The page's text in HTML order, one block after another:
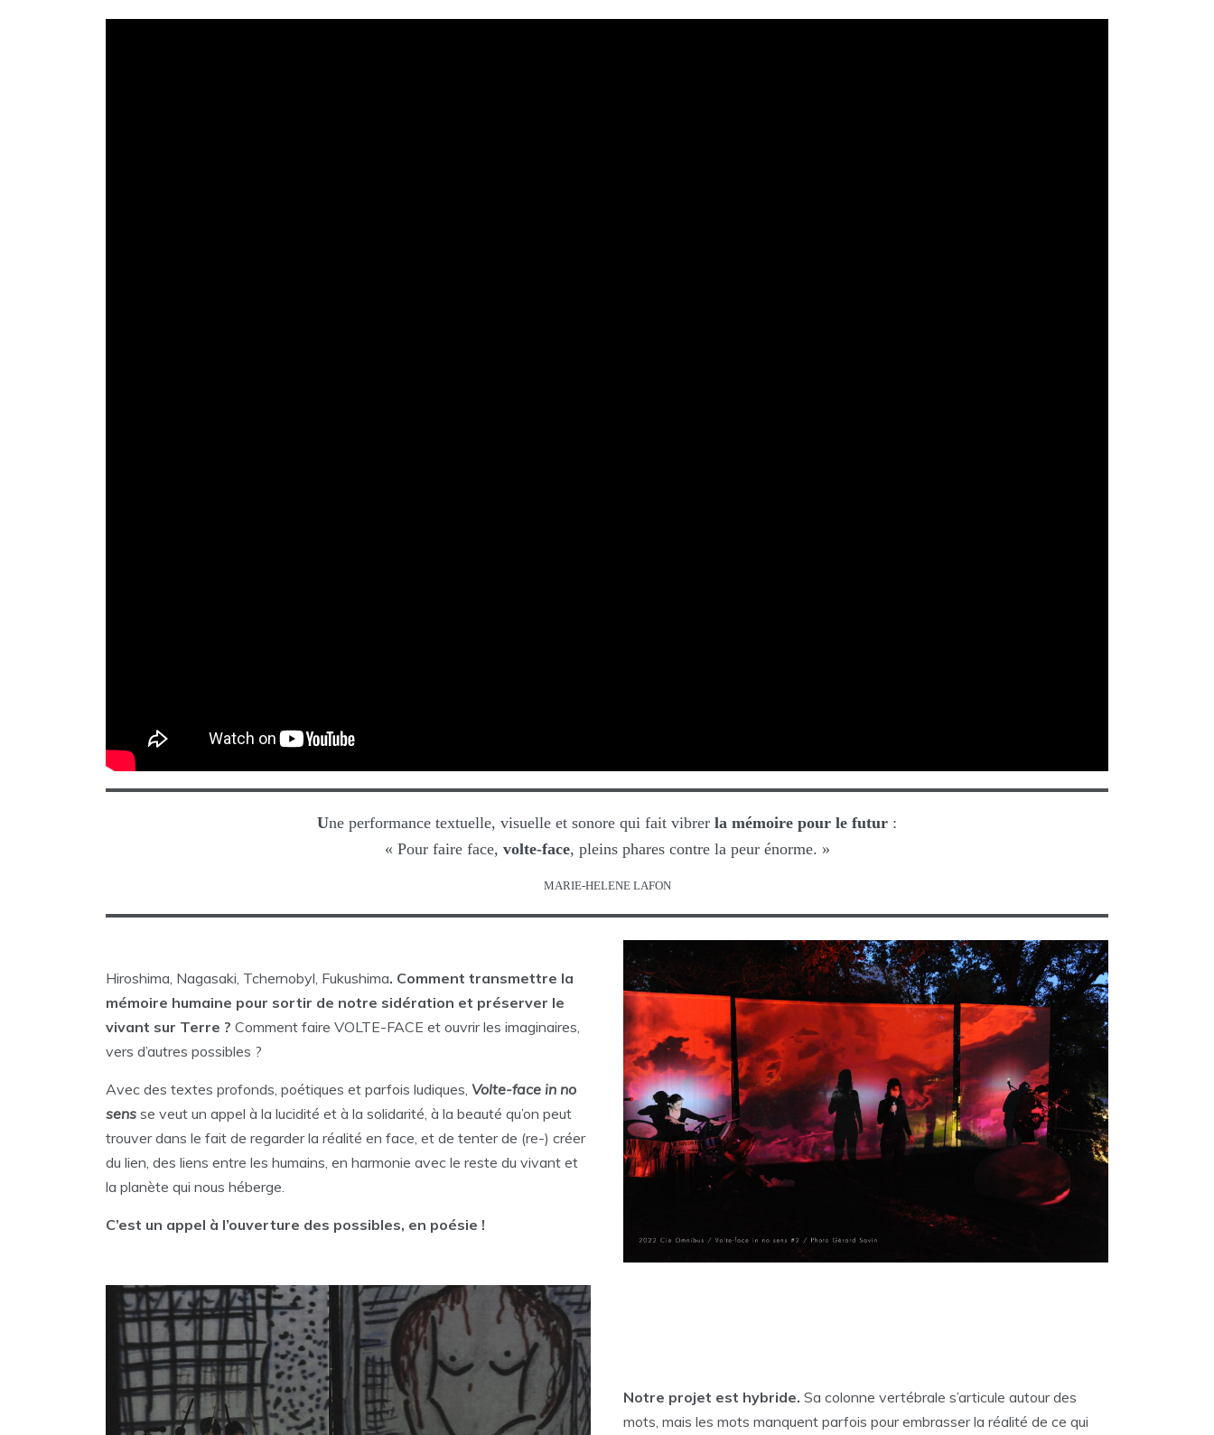
Une performance textuelle, visuelle et sonore qui fait vibrer la mémoire pour le futur :
« Pour faire face, volte-face, pleins phares contre la peur énorme. »
MARIE-HELENE LAFON
Hiroshima, Nagasaki, Tchernobyl, Fukushima. Comment transmettre la
mémoire humaine pour sortir de notre sidération et préserver le
vivant sur Terre ? Comment faire VOLTE-FACE et ouvrir les imaginaires,
vers d’autres possibles ?
Avec des textes profonds, poétiques et parfois ludiques, Volte-face in no
sens se veut un appel à la lucidité et à la solidarité, à la beauté qu’on peut
trouver dans le fait de regarder la réalité en face, et de tenter de (re-) créer
du lien, des liens entre les humains, en harmonie avec le reste du vivant et
la planète qui nous héberge.
C’est un appel à l’ouverture des possibles, en poésie !
Notre projet est hybride. Sa colonne vertébrale s’articule autour des
mots, mais les mots manquent parfois pour embrasser la réalité de ce qui